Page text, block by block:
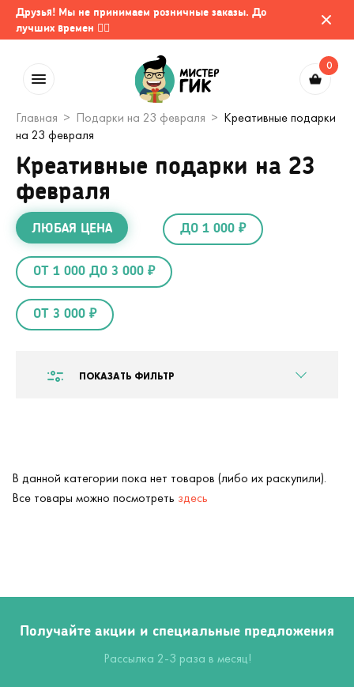
Друзья! Мы не принимаем розничные заказы. До
лучших времен 🤷‍♂️
0
Главная Подарки на 23 февраля
Креативные подарки
на 23 февраля
Креативные подарки на 23
февраля
ЛЮБАЯ ЦЕНА ДО 1 000 ₽
ОТ 1 000 ДО 3 000 ₽
ОТ 3 000 ₽
ПОКАЗАТЬ ФИЛЬТР
В данной категории пока нет товаров (либо их раскупили).
Все товары можно посмотреть здесь
Получайте акции и специальные предложения
Рассылка 2-3 раза в месяц!